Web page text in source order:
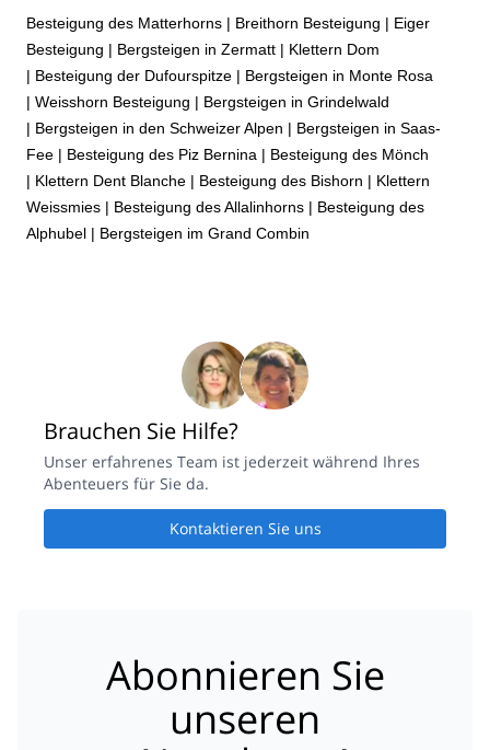
Besteigung des Matterhorns | Breithorn Besteigung | Eiger
Besteigung | Bergsteigen in Zermatt | Klettern Dom
| Besteigung der Dufourspitze | Bergsteigen in Monte Rosa
| Weisshorn Besteigung | Bergsteigen in Grindelwald
| Bergsteigen in den Schweizer Alpen | Bergsteigen in Saas-
Fee | Besteigung des Piz Bernina | Besteigung des Mönch
| Klettern Dent Blanche | Besteigung des Bishorn | Klettern
Weissmies | Besteigung des Allalinhorns | Besteigung des
Alphubel | Bergsteigen im Grand Combin
Brauchen Sie Hilfe?
Unser erfahrenes Team ist jederzeit während Ihres
Abenteuers für Sie da.
Kontaktieren Sie uns
Abonnieren Sie
unseren